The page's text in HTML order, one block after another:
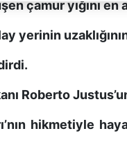
çamur yığını
yerinin
Roberto
hikmetiyle